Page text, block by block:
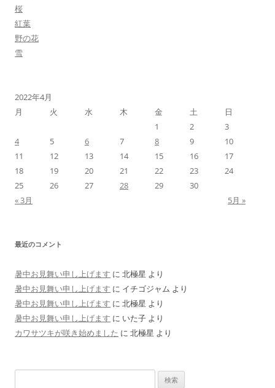
桜
紅葉
野の花
雪
2022年4月
月
火 水 木 金 土
日
1
2
3
4
5 6 7 8 9
10
11
12 13 14 15 16
17
18
19 20 21 22 23
24
25
26 27 28 29
30
« 3月
5月 »
最近のコメント
暑中お見舞い申し上げます に 北極星 より
暑中お見舞い申し上げます に イチゴジャム より
暑中お見舞い申し上げます に 北極星 より
暑中お見舞い申し上げます に いた子 より
カワサツキが咲き始めました に 北極星 より